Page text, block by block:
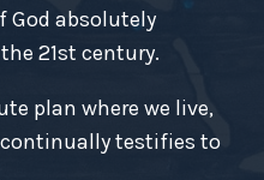
God absolutely
21st century.
plan where we live,
testifies to